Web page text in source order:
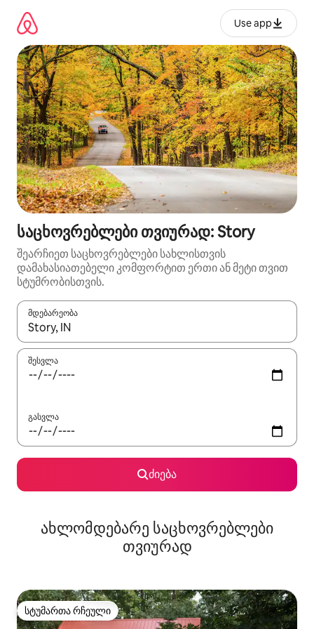
გადასვლა
Use app
საცხოვრებლები თვიურად: Story
შეარჩიეთ საცხოვრებლები სახლისთვის
დამახასიათებელი კომფორტით ერთი ან მეტი თვით
სტუმრობისთვის.
მდებარეობა
როცა შედეგები ხელმისაწვდომი გახდება, ნავიგაციისთვის
შესვლა
გასვლა
ძიება
ახლომდებარე საცხოვრებლები
თვიურად
სტუმართა რჩეული
სტუმართა რჩეული